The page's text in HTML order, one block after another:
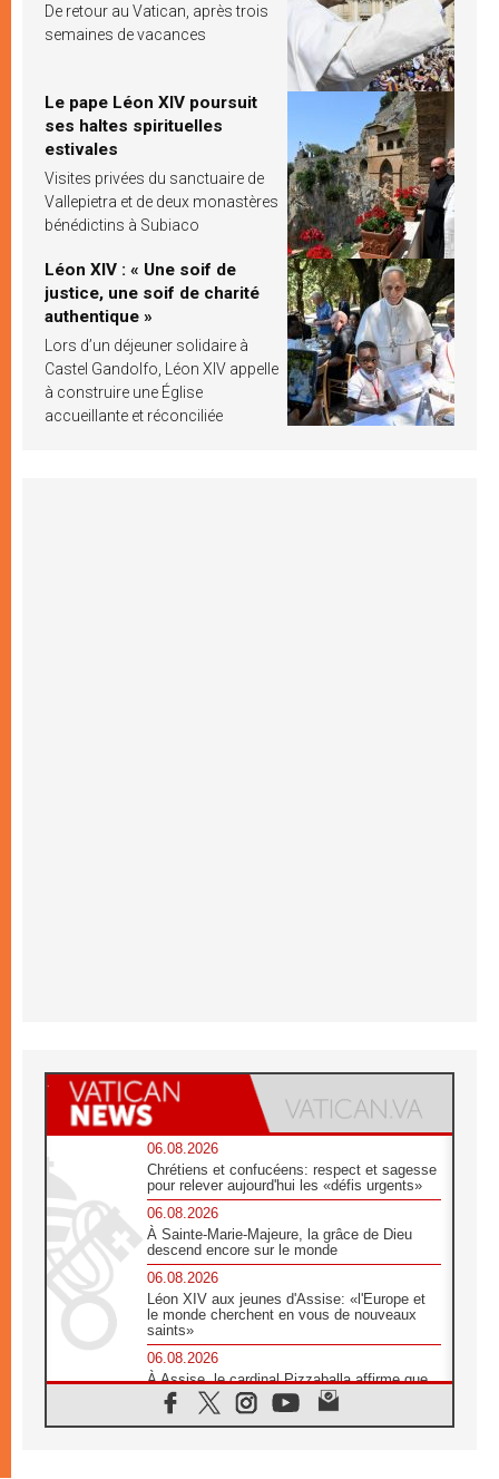
De retour au Vatican, après trois
semaines de vacances
Le pape Léon XIV poursuit
ses haltes spirituelles
estivales
Visites privées du sanctuaire de
Vallepietra et de deux monastères
bénédictins à Subiaco
Léon XIV : « Une soif de
justice, une soif de charité
authentique »
Lors d’un déjeuner solidaire à
Castel Gandolfo, Léon XIV appelle
à construire une Église
accueillante et réconciliée
06.08.2026
Chrétiens et confucéens: respect et sagesse
pour relever aujourd'hui les «défis urgents»
06.08.2026
À Sainte-Marie-Majeure, la grâce de Dieu
descend encore sur le monde
06.08.2026
Léon XIV aux jeunes d'Assise: «l'Europe et
le monde cherchent en vous de nouveaux
saints»
06.08.2026
À Assise, le cardinal Pizzaballa affirme que
«les chrétiens veulent la paix»
06.08.2026